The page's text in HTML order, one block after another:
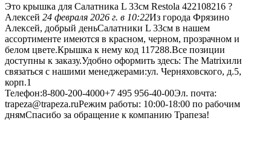
Это крышка для Салатника L 33см Restola 422108216 ?
Алексей 24 февраля 2026 г. в 10:22Из города Фрязино
Алексей, добрый деньСалатники L 33см в нашем
ассортименте имеются в красном, черном, прозрачном и
белом цвете.Крышка к нему код 117288.Все позиции
доступны к заказу.Удобно оформить здесь: The Matrixили
связаться с нашими менеджерами:ул. Черняховского, д.5,
корп.1
Телефон:8-800-200-4000+7 495 956-40-00Эл. почта:
trapeza@trapeza.ruРежим работы: 10:00-18:00 по рабочим
днямСпасибо за обращение к компанию Трапеза!